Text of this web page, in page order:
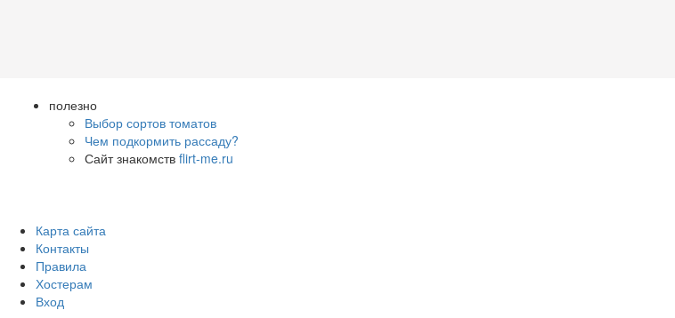
полезно
Выбор сортов томатов
Чем подкормить рассаду?
Сайт знакомств flirt-me.ru
Карта сайта
Контакты
Правила
Хостерам
Вход